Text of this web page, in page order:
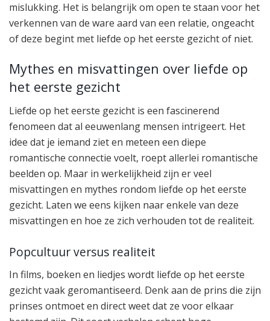
mislukking. Het is belangrijk om open te staan voor het
verkennen van de ware aard van een relatie, ongeacht
of deze begint met liefde op het eerste gezicht of niet.
Mythes en misvattingen over liefde op
het eerste gezicht
Liefde op het eerste gezicht is een fascinerend
fenomeen dat al eeuwenlang mensen intrigeert. Het
idee dat je iemand ziet en meteen een diepe
romantische connectie voelt, roept allerlei romantische
beelden op. Maar in werkelijkheid zijn er veel
misvattingen en mythes rondom liefde op het eerste
gezicht. Laten we eens kijken naar enkele van deze
misvattingen en hoe ze zich verhouden tot de realiteit.
Popcultuur versus realiteit
In films, boeken en liedjes wordt liefde op het eerste
gezicht vaak geromantiseerd. Denk aan de prins die zijn
prinses ontmoet en direct weet dat ze voor elkaar